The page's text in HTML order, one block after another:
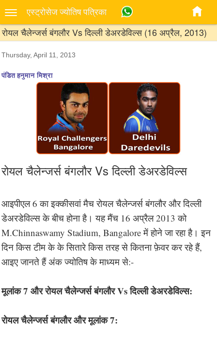
एस्‍ट्रोसेज ज्‍योतिष पत्रिका
रोयल चैलेन्जर्स बंगलौर Vs दिल्ली डेअरडेविल्स (16 अप्रैल, 2013)
Thursday, April 11, 2013
पंडित हनुमान मिश्रा
रोयल चैलेन्जर्स बंगलौर Vs दिल्ली डेअरडेविल्स
आइपीएल 6 का इक्कीसवां मैच रोयल चैलेन्जर्स बंगलौर और दिल्ली
डेअरडेविल्स के बीच होना है। यह मैंच 16 अप्रैल 2013 को
M.Chinnaswamy Stadium, Bangalore में होने जा रहा है। इन
दिन किस टीम के के सितारे किस तरह से कितना फ़ेवर कर रहे हैं,
आइए जानते हैं अंक ज्योतिष के माध्यम से:-
मूलांक 7 और रोयल चैलेन्जर्स बंगलौर Vs दिल्ली डेअरडेविल्स:
रोयल चैलेन्जर्स बंगलौर और मूलांक 7: